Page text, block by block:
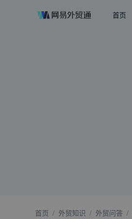
首页
首页 / 外贸知识 / 外贸问答 /